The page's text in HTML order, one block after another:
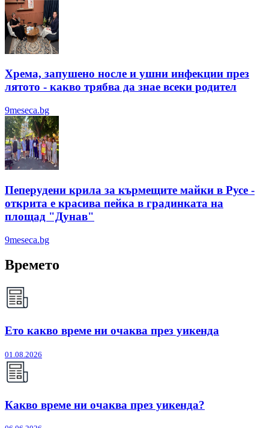
Хрема, запушено носле и ушни инфекции през
лятотo - какво трябва да знае всеки родител
9meseca.bg
Пеперудени крила за кърмещите майки в Русе -
открита е красива пейка в градинката на
площад "Дунав"
9meseca.bg
Времето
Ето какво време ни очаква през уикенда
01.08.2026
Какво време ни очаква през уикенда?